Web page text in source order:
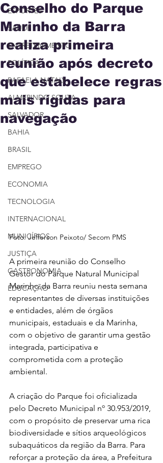
ESPORTES
SAÚDE
ENTRETENIMENTO
POLÍTICA
RAFAELA NATALY
ALMERINDO SOUZA
SALVADOR
BAHIA
BRASIL
EMPREGO
ECONOMIA
TECNOLOGIA
INTERNACIONAL
MUNICÍPIOS
JUSTIÇA
GASTRONOMIA
EDUCAÇÃO
Conselho do Parque
Marinho da Barra
realiza primeira
reunião após decreto
que estabelece regras
mais rígidas para
navegação
Foto: Jefferson Peixoto/ Secom PMS
A primeira reunião do Conselho
Gestor do Parque Natural Municipal
Marinho da Barra reuniu nesta semana
representantes de diversas instituições
e entidades, além de órgãos
municipais, estaduais e da Marinha,
com o objetivo de garantir uma gestão
integrada, participativa e
comprometida com a proteção
ambiental.
A criação do Parque foi oficializada
pelo Decreto Municipal nº 30.953/2019,
com o propósito de preservar uma rica
biodiversidade e sítios arqueológicos
subaquáticos da região da Barra. Para
reforçar a proteção da área, a Prefeitura